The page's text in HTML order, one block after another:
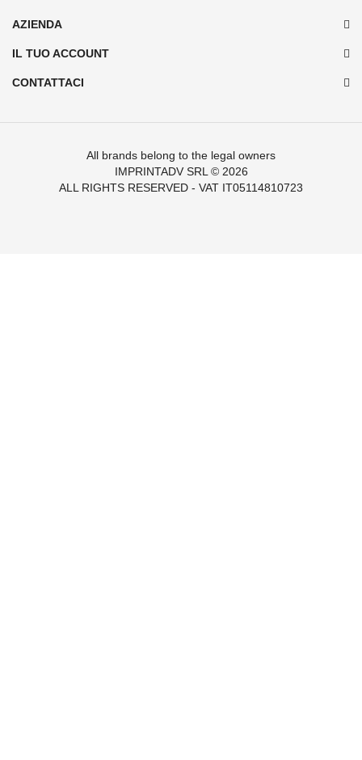
AZIENDA
IL TUO ACCOUNT
CONTATTACI
All brands belong to the legal owners
IMPRINTADV SRL © 2026
ALL RIGHTS RESERVED - VAT IT05114810723